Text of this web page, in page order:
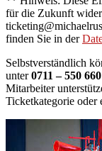
für die Zukunft
finden Sie in der
Selbstverständlich
unter0711 – 550
Mitarbeiter
Ticketkategorie oder